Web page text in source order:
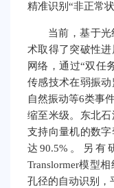
精准识别“非正常
当前，基于
术取得了突破性
网络，通过“双任
传感技术在弱振动
自然振动等6类事
缩至米级。东北
支持向量机的数
达90.5%。另有
Translormer模型
孔径的自动识别，